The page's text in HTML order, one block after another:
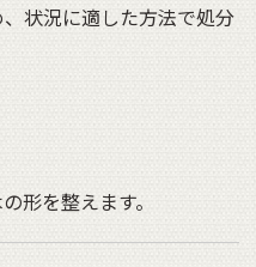
状況に適した方法で処分
形を整えます。